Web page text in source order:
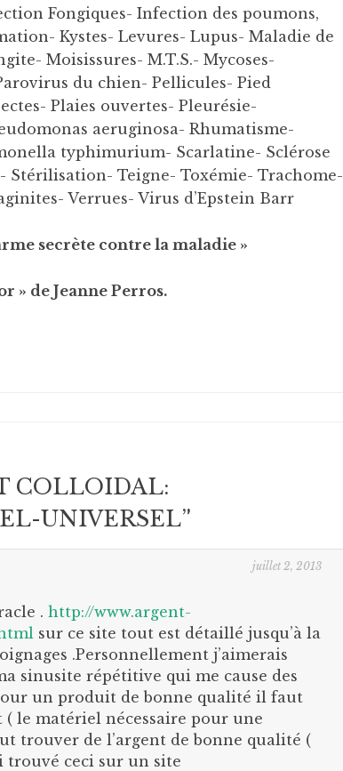
Fongiques- Infection des poumons,
Kystes- Levures- Lupus- Maladie de
Moisissures- M.T.S.- Mycoses-
du chien- Pellicules- Pied
Plaies ouvertes- Pleurésie-
aeruginosa- Rhumatisme-
typhimurium- Scarlatine- Sclérose
Stérilisation- Teigne- Toxémie- Trachome-
Verrues- Virus d’Epstein Barr
secrète contre la maladie »
» de Jeanne Perros.
COLLOIDAL:
UNIVERSEL”
juillet 2, 2013
. http://www.argent-
sur ce site tout est détaillé jusqu’à la
.Personnellement j’aimerais
sinusite répétitive qui me cause des
un produit de bonne qualité il faut
le matériel nécessaire pour une
trouver de l’argent de bonne qualité (
trouvé ceci sur un site